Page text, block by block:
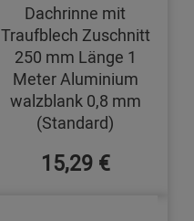
Dachrinne mit
Traufblech Zuschnitt
250 mm Länge 1
Meter Aluminium
walzblank 0,8 mm
(Standard)
15,29 €